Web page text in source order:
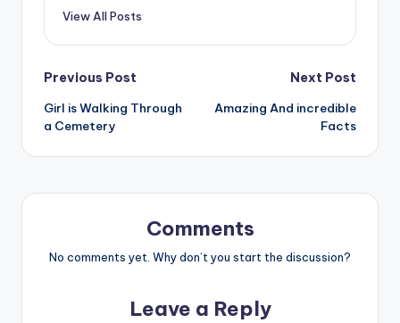
View All Posts
Post
navigation
Previous Post
Girl is Walking Through
a Cemetery
Next Post
Amazing And incredible
Facts
Comments
No comments yet. Why don’t you start the discussion?
Leave a Reply